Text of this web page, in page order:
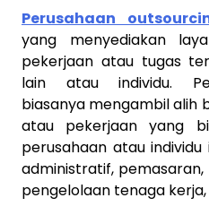
Perusahaan
yang menyediakan
pekerjaan atau tugas
lain atau individu.
biasanya mengambil
atau pekerjaan yang
perusahaan atau
administratif,
pengelolaan tenaga